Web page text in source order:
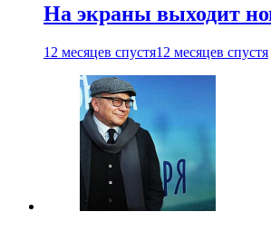
На экраны выходит
12 месяцев спустя12 месяцев спустя